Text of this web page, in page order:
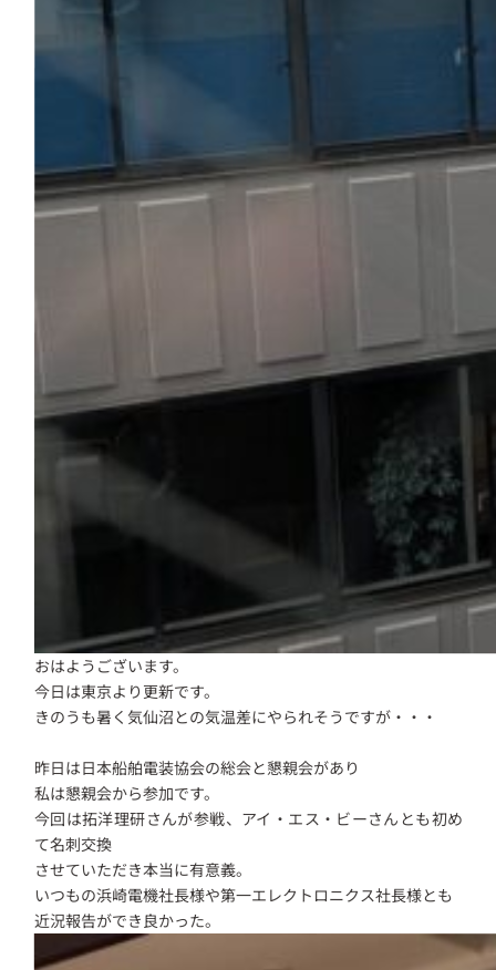
おはようございます。
今日は東京より更新です。
きのうも暑く気仙沼との気温差にやられそうですが・・・
昨日は日本船舶電装協会の総会と懇親会があり
私は懇親会から参加です。
今回は拓洋理研さんが参戦、アイ・エス・ビーさんとも初め
て名刺交換
させていただき本当に有意義。
いつもの浜崎電機社長様や第一エレクトロニクス社長様とも
近況報告ができ良かった。